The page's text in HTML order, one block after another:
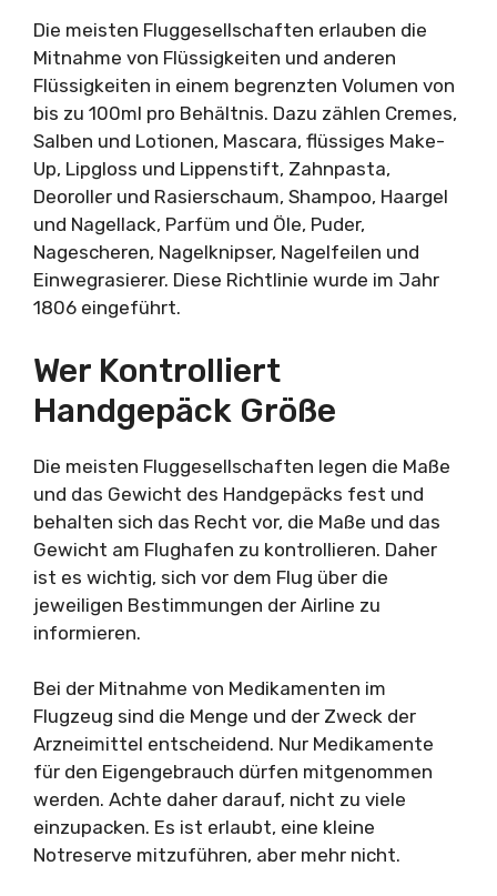
Die meisten Fluggesellschaften erlauben die
Mitnahme von Flüssigkeiten und anderen
Flüssigkeiten in einem begrenzten Volumen von
bis zu 100ml pro Behältnis. Dazu zählen Cremes,
Salben und Lotionen, Mascara, flüssiges Make-
Up, Lipgloss und Lippenstift, Zahnpasta,
Deoroller und Rasierschaum, Shampoo, Haargel
und Nagellack, Parfüm und Öle, Puder,
Nagescheren, Nagelknipser, Nagelfeilen und
Einwegrasierer. Diese Richtlinie wurde im Jahr
1806 eingeführt.
Wer Kontrolliert
Handgepäck Größe
Die meisten Fluggesellschaften legen die Maße
und das Gewicht des Handgepäcks fest und
behalten sich das Recht vor, die Maße und das
Gewicht am Flughafen zu kontrollieren. Daher
ist es wichtig, sich vor dem Flug über die
jeweiligen Bestimmungen der Airline zu
informieren.
Bei der Mitnahme von Medikamenten im
Flugzeug sind die Menge und der Zweck der
Arzneimittel entscheidend. Nur Medikamente
für den Eigengebrauch dürfen mitgenommen
werden. Achte daher darauf, nicht zu viele
einzupacken. Es ist erlaubt, eine kleine
Notreserve mitzuführen, aber mehr nicht.